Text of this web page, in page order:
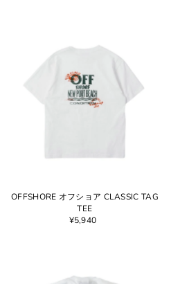
OFFSHORE オフショア CLASSIC TAG
TEE
¥5,940